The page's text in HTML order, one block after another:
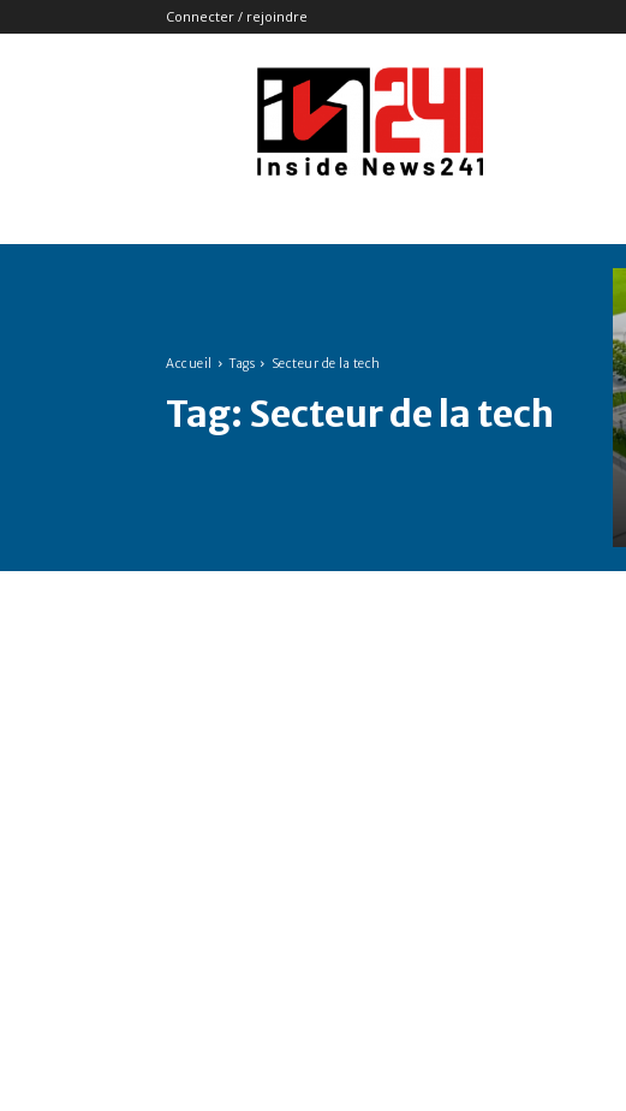
Connecter / rejoindre
Insidenews241
Accueil Tags Secteur de la tech
Tag: Secteur de la tech